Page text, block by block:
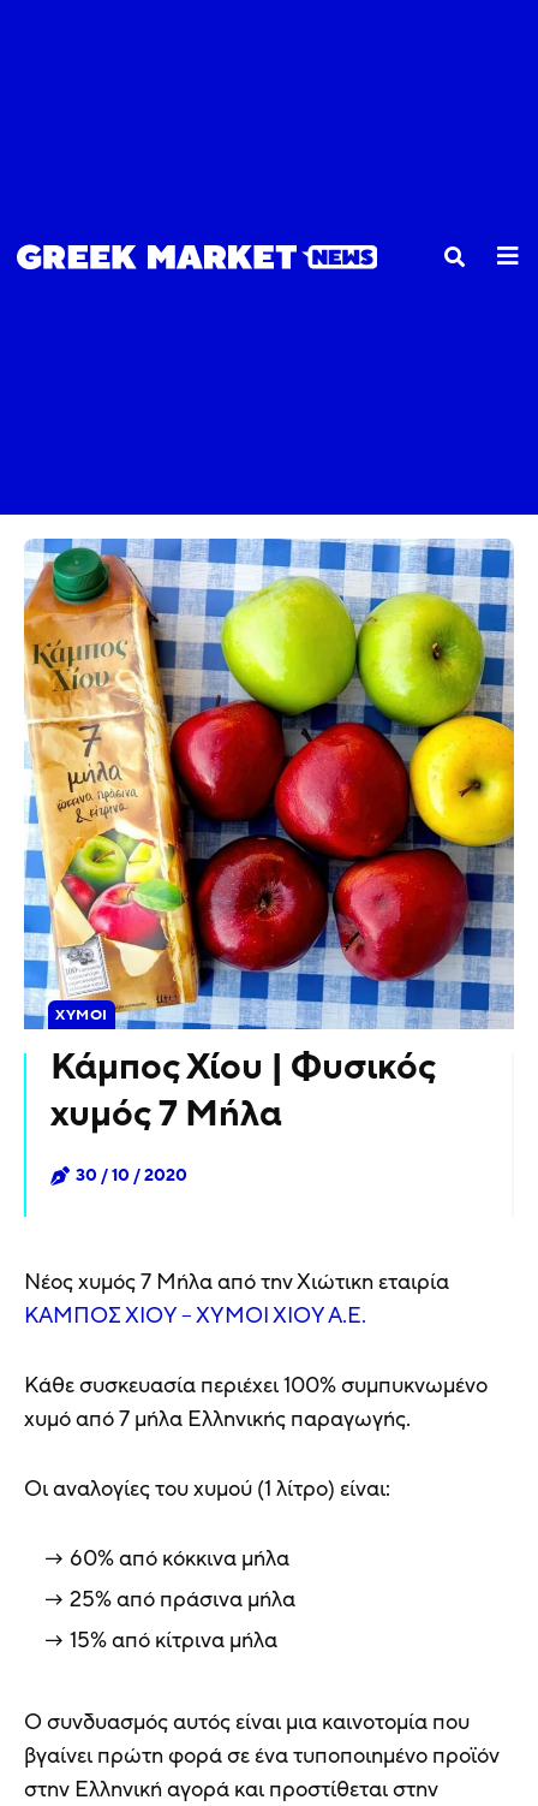
ΧΥΜΟΊ
Κάμπος Χίου | Φυσικός
χυμός 7 Μήλα
30 / 10 / 2020
Νέος χυμός 7 Μήλα από την Χιώτικη εταιρία
ΚΑΜΠΟΣ ΧΙΟΥ – ΧΥΜΟΙ ΧΙΟΥ Α.Ε.
Κάθε συσκευασία περιέχει 100% συμπυκνωμένο
χυμό από 7 μήλα Ελληνικής παραγωγής.
Οι αναλογίες του χυμού (1 λίτρο) είναι:
60% από κόκκινα μήλα
25% από πράσινα μήλα
15% από κίτρινα μήλα
Ο συνδυασμός αυτός είναι μια καινοτομία που
βγαίνει πρώτη φορά σε ένα τυποποιημένο προϊόν
στην Ελληνική αγορά και προστίθεται στην